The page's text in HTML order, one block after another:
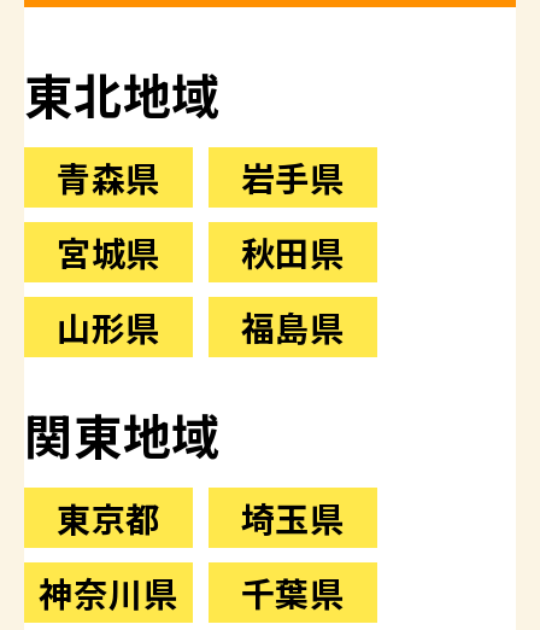
東北地域
青森県
岩手県
宮城県
秋田県
山形県
福島県
関東地域
東京都
埼玉県
神奈川県
千葉県